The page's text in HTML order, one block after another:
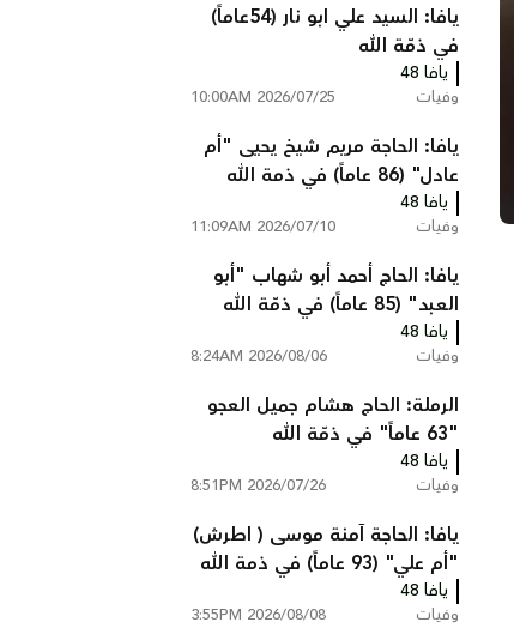
يافا: السيد علي ابو نار (54عاماً)
في ذمّة الله
يافا 48
وفيات 2026/07/25 10:00AM
يافا: الحاجة مريم شيخ يحيى "أم
عادل" (86 عاماً) في ذمة الله
يافا 48
وفيات 2026/07/10 11:09AM
يافا: الحاج أحمد أبو شهاب "أبو
العبد" (85 عاماً) في ذمّة الله
يافا 48
وفيات 2026/08/06 8:24AM
الرملة: الحاج هشام جميل العجو
"63 عاماً" في ذمّة الله
يافا 48
وفيات 2026/07/26 8:51PM
يافا: الحاجة آمنة موسى ( اطرش)
"أم علي" (93 عاماً) في ذمة الله
يافا 48
وفيات 2026/08/08 3:55PM